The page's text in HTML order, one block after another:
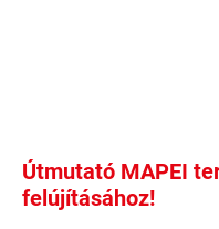
Útmutató MAPEI
felújításához!